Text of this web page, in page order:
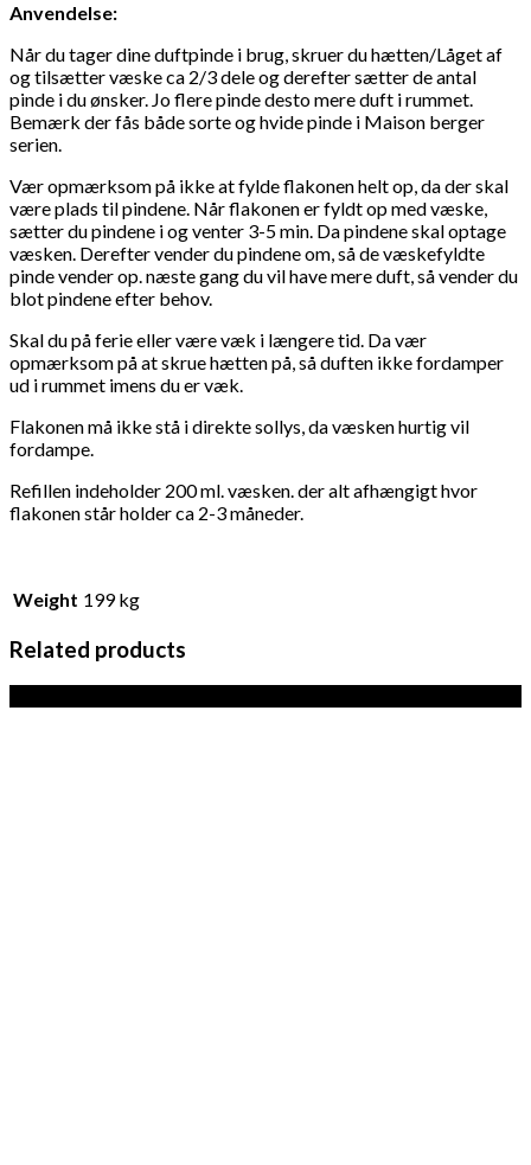
Anvendelse:
Når du tager dine duftpinde i brug, skruer du hætten/Låget af
og tilsætter væske ca 2/3 dele og derefter sætter de antal
pinde i du ønsker. Jo flere pinde desto mere duft i rummet.
Bemærk der fås både sorte og hvide pinde i Maison berger
serien.
Vær opmærksom på ikke at fylde flakonen helt op, da der skal
være plads til pindene. Når flakonen er fyldt op med væske,
sætter du pindene i og venter 3-5 min. Da pindene skal optage
væsken. Derefter vender du pindene om, så de væskefyldte
pinde vender op. næste gang du vil have mere duft, så vender du
blot pindene efter behov.
Skal du på ferie eller være væk i længere tid. Da vær
opmærksom på at skrue hætten på, så duften ikke fordamper
ud i rummet imens du er væk.
Flakonen må ikke stå i direkte sollys, da væsken hurtig vil
fordampe.
Refillen indeholder 200 ml. væsken. der alt afhængigt hvor
flakonen står holder ca 2-3 måneder.
Weight 199 kg
Related products